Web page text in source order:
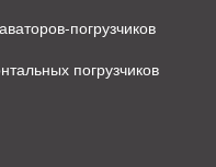
погрузчиков
погрузчиков